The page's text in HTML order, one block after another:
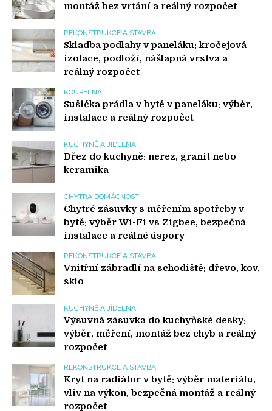
montáž bez vrtání a reálný rozpočet
REKONSTRUKCE A STAVBA
Skladba podlahy v paneláku: kročejová
izolace, podloží, nášlapná vrstva a
reálný rozpočet
KOUPELNA
Sušička prádla v bytě v paneláku: výběr,
instalace a reálný rozpočet
KUCHYNĚ A JÍDELNA
Dřez do kuchyně: nerez, granit nebo
keramika
CHYTRÁ DOMÁCNOST
Chytré zásuvky s měřením spotřeby v
bytě: výběr Wi-Fi vs Zigbee, bezpečná
instalace a reálné úspory
REKONSTRUKCE A STAVBA
Vnitřní zábradlí na schodiště: dřevo, kov,
sklo
KUCHYNĚ A JÍDELNA
Výsuvná zásuvka do kuchyňské desky:
výběr, měření, montáž bez chyb a reálný
rozpočet
REKONSTRUKCE A STAVBA
Kryt na radiátor v bytě: výběr materiálu,
vliv na výkon, bezpečná montáž a reálný
rozpočet